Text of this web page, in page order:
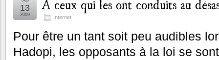
A ceux qui les ont conduits au
Internet
13
2009
Pour être un tant soit peu audibles
Hadopi, les opposants à la loi se